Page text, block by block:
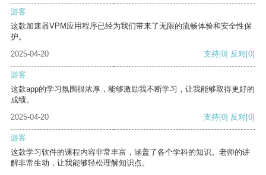
游客
这款加速器VPM应用程序已经为我们带来了无限的流畅体验和安全性保
护。
2025-04-20
支持[0] 反对[0]
游客
这款app的学习氛围很浓厚，能够激励我不断学习，让我能够取得更好的
成绩。
2025-04-20
支持[0] 反对[0]
游客
这款学习软件的课程内容非常丰富，涵盖了各个学科的知识。老师的讲
解非常生动，让我能够轻松理解知识点。